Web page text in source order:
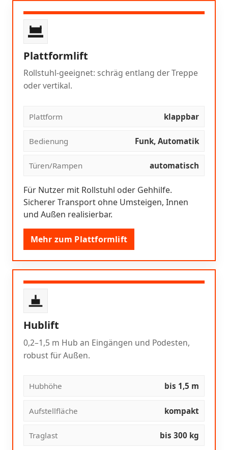
Plattformlift
Rollstuhl-geeignet: schräg entlang der Treppe
oder vertikal.
Plattform klappbar
Bedienung Funk, Automatik
Türen/Rampen automatisch
Für Nutzer mit Rollstuhl oder Gehhilfe.
Sicherer Transport ohne Umsteigen, Innen
und Außen realisierbar.
Mehr zum Plattformlift
Hublift
0,2–1,5 m Hub an Eingängen und Podesten,
robust für Außen.
Hubhöhe bis 1,5 m
Aufstellfläche kompakt
Traglast bis 300 kg